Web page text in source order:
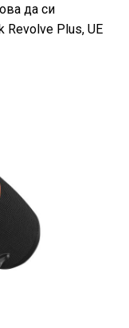
да си
Revolve Plus, UE